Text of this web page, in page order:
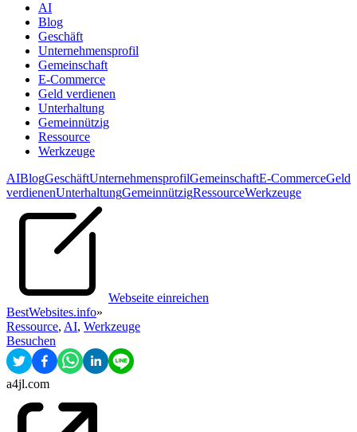
AI
Blog
Geschäft
Unternehmensprofil
Gemeinschaft
E-Commerce
Geld verdienen
Unterhaltung
Gemeinnützig
Ressource
Werkzeuge
AIBlogGeschäftUnternehmensprofilGemeinschaftE-CommerceGeld
verdienenUnterhaltungGemeinnützigRessourceWerkzeuge
Webseite einreichen
BestWebsites.info»
Ressource, AI, Werkzeuge
Besuchen
a4jl.com